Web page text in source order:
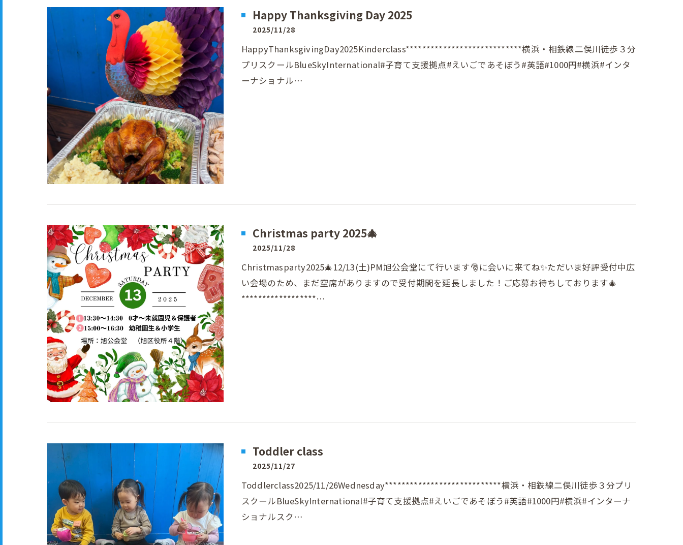
Happy Thanksgiving Day 2025
2025/11/28
HappyThanksgivingDay2025Kinderclass****************************横浜・相鉄線二俣川徒歩３分
プリスクールBlueSkyInternational#子育て支援拠点#えいごであそぼう#英語#1000円#横浜#インタ
ーナショナル…
Christmas party 2025🎄
2025/11/28
Christmasparty2025🎄12/13(土)PM旭公会堂にて行います🎅に会いに来てね✨ただいま好評受付中広
い会場のため、まだ空席がありますので受付期間を延長しました！ご応募お待ちしております🎄
******************…
Toddler class
2025/11/27
Toddlerclass2025/11/26Wednesday****************************横浜・相鉄線二俣川徒歩３分プリ
スクールBlueSkyInternational#子育て支援拠点#えいごであそぼう#英語#1000円#横浜#インターナ
ショナルスク…